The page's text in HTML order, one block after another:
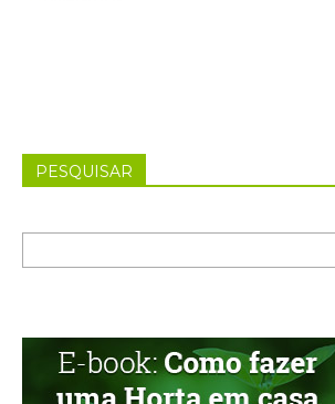
PESQUISAR